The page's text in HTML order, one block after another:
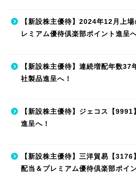
【新設株主優待】2024年12月上
レミアム優待倶楽部ポイント進呈
【新設株主優待】連続増配年数37
社製品進呈へ！
【新設株主優待】ジェコス【
進呈へ！
【新設株主優待】三洋貿易【3176
配当＆プレミアム優待倶楽部ポイ